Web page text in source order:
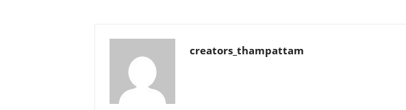
creators_thampattam